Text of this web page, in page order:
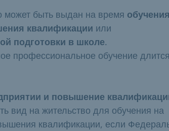
может быть выдан на время
квалификации или
подготовки в школе.
профессиональное обучение
и повышение
вид на жительство для обучения на
квалификации, если